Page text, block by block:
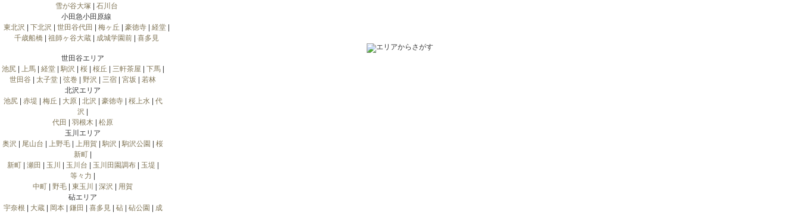
雪が谷大塚| 石川台
小田急小田原線
東北沢
下北沢 世田谷代田 梅ヶ丘 豪徳寺| 経堂|
千歳船橋| 祖師ヶ谷大蔵| 成城学園前| 喜多見
世田谷エリア
池尻| 上馬| 経堂| 駒沢 桜| 桜丘 三軒茶屋 下馬|
世田谷
太子堂 弦巻 野沢 三宿 宮坂
若林
北沢エリア
池尻| 赤堤 梅丘 大原| 北沢 豪徳寺| 桜上水| 代
沢
代田
羽根木
松原
玉川エリア
奥沢
尾山台 上野毛 上用賀 駒沢 駒沢公園
桜
新町
新町| 瀬田 玉川 玉川台 玉川田園調布| 玉堤
等々力
中町
野毛 東玉川 深沢
用賀
砧エリア
宇奈根
大蔵| 岡本| 鎌田 喜多見| 砧| 砧公園
成